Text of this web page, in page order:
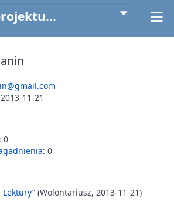
11-21
: 0
: 0
Lektury” (Wolontariusz, 2013-11-21)